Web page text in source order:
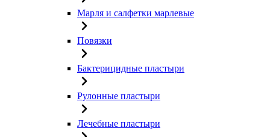
Марля и салфетки марлевые
Повязки
Бактерицидные пластыри
Рулонные пластыри
Лечебные пластыри